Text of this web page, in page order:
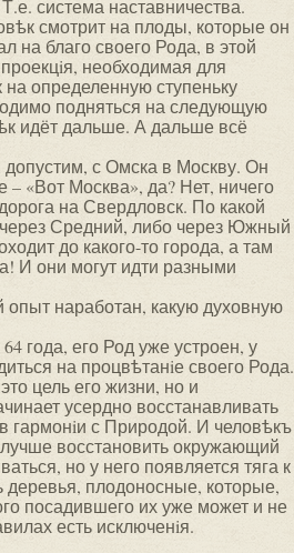
система наставничества.
смотрит на плоды, которые он
на благо своего Рода, в этой
необходимая для
определенную ступеньку
подняться на следующую
идёт дальше. А дальше всё
допустим, с Омска в Москву. Он
– «Вот Москва», да? Нет, ничего
на Свердловск. По какой
через Средний, либо через Южный
до какого-то города, а там
И они могут идти разными
опыт наработан, какую духовную
года, его Род уже устроен, у
на процвѣтанiе своего Рода.
цель его жизни, но и
усердно восстанавливать
гармонiи с Природой. И человѣкъ
восстановить окружающий
но у него появляется тяга к
деревья, плодоносные, которые,
посадившего их уже может и не
есть исключенiя.